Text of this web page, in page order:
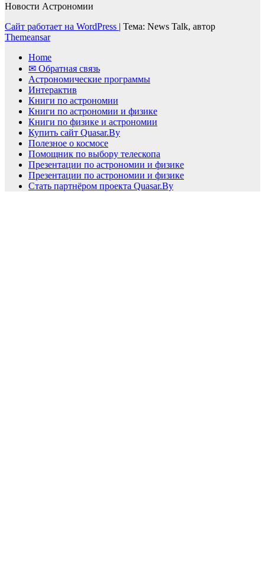
Новости Астрономии
Сайт работает на WordPress | Тема: News Talk, автор
Themeansar
Home
✉ Обратная связь
Астрономические программы
Интерактив
Книги по астрономии
Книги по астрономии и физике
Книги по физике и астрономии
Купить сайт Quasar.By
Полезное о космосе
Помощник по выбору телескопа
Презентации по астрономии и физике
Презентации по астрономии и физике
Стать партнёром проекта Quasar.By